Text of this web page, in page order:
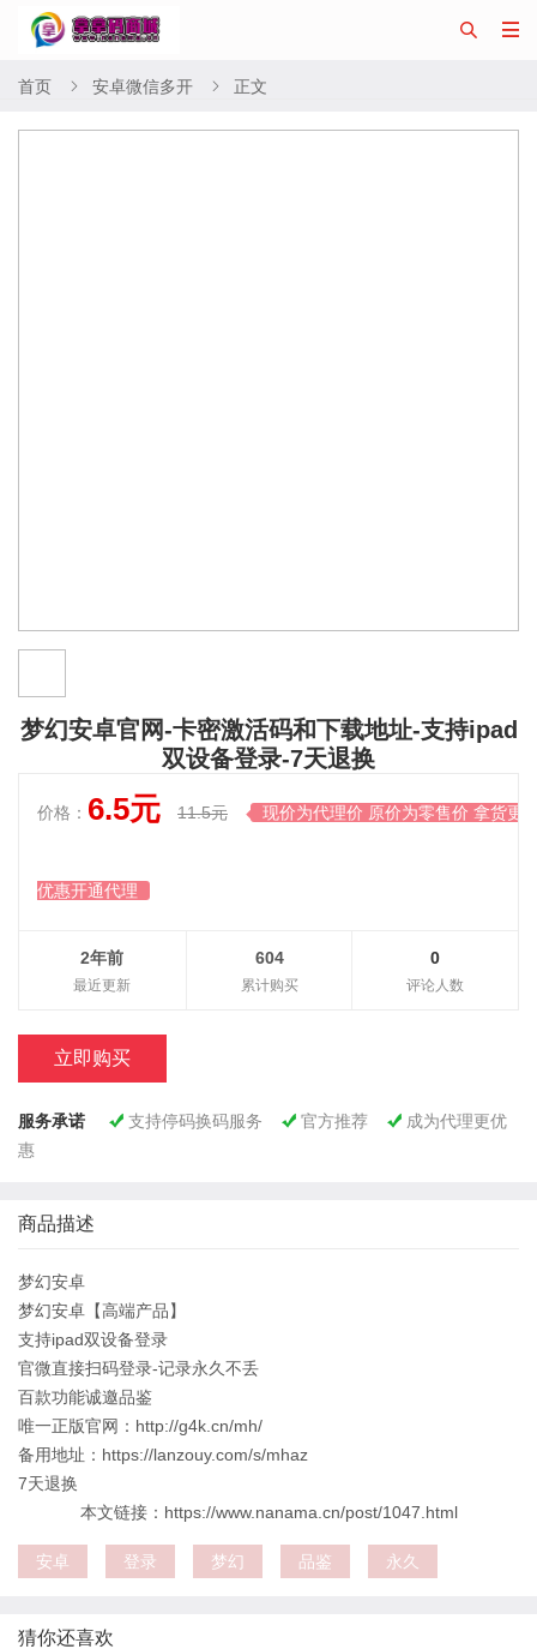


首页  安卓微信多开  正文
梦幻安卓官网-卡密激活码和下载地址-支持ipad
双设备登录-7天退换
价格： 6.5元 11.5元  现价为代理价 原价为零售价 拿货更
优惠开通代理
0
评论人数
604
累计购买
2年前
最近更新
立即购买
服务承诺  支持停码换码服务  官方推荐  成为代理更优
惠
商品描述
梦幻安卓
梦幻安卓【高端产品】
支持ipad双设备登录
官微直接扫码登录-记录永久不丢
百款功能诚邀品鉴
唯一正版官网：http://g4k.cn/mh/
备用地址：https://lanzouy.com/s/mhaz
7天退换
本文链接：https://www.nanama.cn/post/1047.html
安卓 登录 梦幻 品鉴 永久
猜你还喜欢